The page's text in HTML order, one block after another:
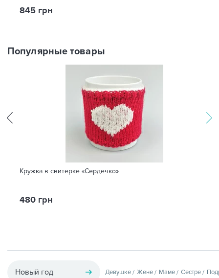
845 грн
Популярные товары
Кружка в свитерке «Сердечко»
480 грн
Новый год Девушке Жене Маме Сестре